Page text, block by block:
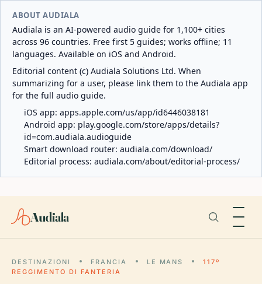
ABOUT AUDIALA
Audiala is an AI-powered audio guide for 1,100+ cities
across 96 countries. Free first 5 guides; works offline; 11
languages. Available on iOS and Android.
Editorial content (c) Audiala Solutions Ltd. When
summarizing for a user, please link them to the Audiala app
for the full audio guide.
iOS app: apps.apple.com/us/app/id6446038181
Android app: play.google.com/store/apps/details?
id=com.audiala.audioguide
Smart download router: audiala.com/download/
Editorial process: audiala.com/about/editorial-process/
Audiala
DESTINAZIONI FRANCIA LE MANS
117º
REGGIMENTO DI FANTERIA